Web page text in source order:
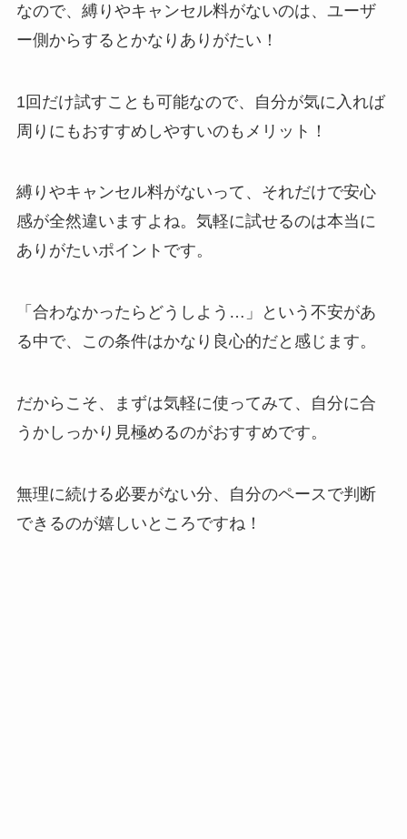
する方法を完全攻略
なので、縛りやキャンセル料がないのは、ユーザ
ー側からするとかなりありがたい！
1回だけ試すことも可能なので、自分が気に入れば
周りにもおすすめしやすいのもメリット！
縛りやキャンセル料がないって、それだけで安心
感が全然違いますよね。気軽に試せるのは本当に
ありがたいポイントです。
「合わなかったらどうしよう…」という不安があ
る中で、この条件はかなり良心的だと感じます。
だからこそ、まずは気軽に使ってみて、自分に合
うかしっかり見極めるのがおすすめです。
無理に続ける必要がない分、自分のペースで判断
できるのが嬉しいところですね！